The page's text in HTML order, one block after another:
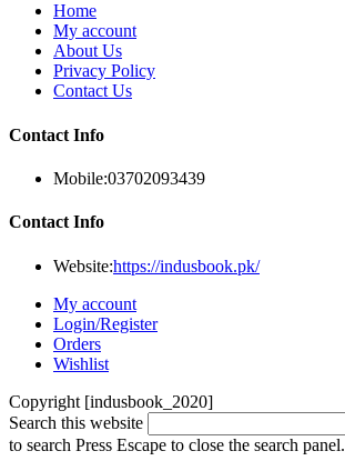
Home
My account
About Us
Privacy Policy
Contact Us
Contact Info
Mobile:03702093439
Contact Info
Website:https://indusbook.pk/
My account
Login/Register
Orders
Wishlist
Copyright [indusbook_2020]
Search this website
to search Press Escape to close the search panel.